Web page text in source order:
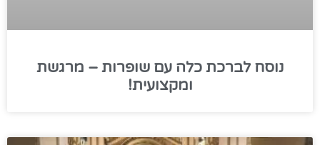
נוסח לברכת כלה עם שופרות – מרגשת
ומקצועית!